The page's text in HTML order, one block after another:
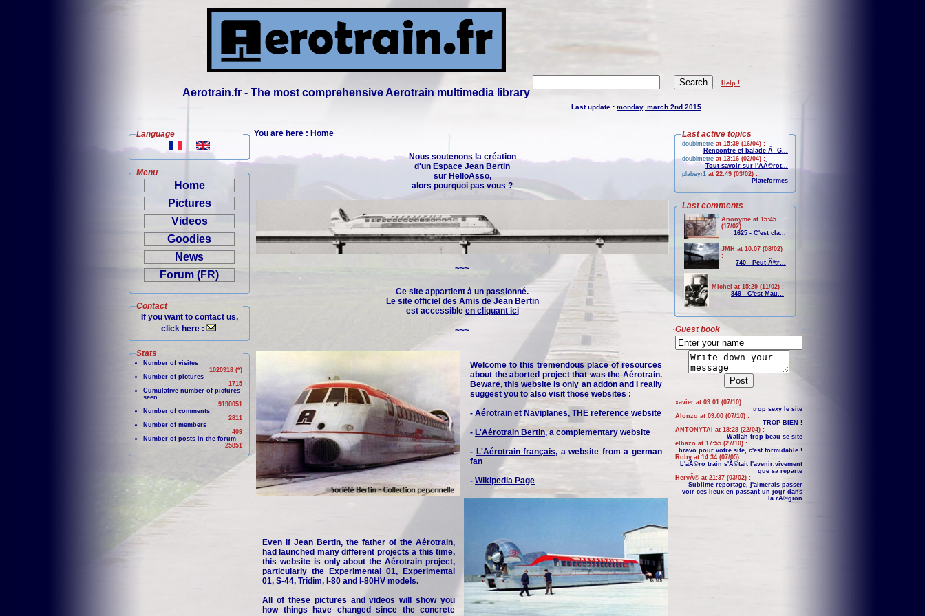
Aerotrain.fr - The most comprehensive Aerotrain multimedia library
Help !
Last update : monday, march 2nd 2015
Language
Menu
Home
Pictures
Videos
Goodies
News
Forum (FR)
Contact
If you want to contact us,
click here :
Stats
Number of visites
1020918 (*)
Number of pictures
1715
Cumulative number of pictures
seen
9190051
Number of comments
2811
Number of members
409
Number of posts in the forum
25851
You are here : Home
Nous soutenons la création
d'un Espace Jean Bertin
sur HelloAsso,
alors pourquoi pas vous ?
~~~
Ce site appartient à un passionné.
Le site officiel des Amis de Jean Bertin
est accessible en cliquant ici
~~~
Welcome to this tremendous place of resources
about the aborted project that was the Aérotrain.
Beware, this website is only an addon and I really
suggest you to also visit those websites :
- Aérotrain et Naviplanes, THE reference website
- L'Aérotrain Bertin, a complementary website
- L'Aérotrain français, a website from a german
fan
- Wikipedia Page
Even if Jean Bertin, the father of the Aérotrain,
had launched many different projects a this time,
this website is only about the Aérotrain project,
particularly the Experimental 01, Experimental
01, S-44, Tridim, I-80 and I-80HV models.
All of these pictures and videos will show you
how things have changed since the concrete
Last active topics
doublmetre at 15:39 (16/04) :
Rencontre et balade Ã G...
doublmetre at 13:16 (02/04) :
Tout savoir sur l'AÃ©rot...
plabeyr1 at 22:49 (03/02) :
Plateformes
Last comments
Anonyme at 15:45
(17/02) :
1625 - C'est cla...
JMH at 10:07 (08/02)
:
740 - Peut-Ãªtr...
Michel at 15:29 (11/02) :
849 - C'est Mau...
Guest book
xavier at 09:01 (07/10) :
trop sexy le site
Alonzo at 09:00 (07/10) :
TROP BIEN !
ANTONYTAI at 18:28 (22/04) :
Wallah trop beau se site
elbazo at 17:55 (27/10) :
bravo pour votre site, c'est formidable !
Roby at 14:34 (07/05) :
L'aÃ©ro train s'Ã©tait l'avenir,vivement
que sa reparte
HervÃ© at 21:37 (03/02) :
Sublime reportage, j'aimerais passer
voir ces lieux en passant un jour dans
la rÃ©gion